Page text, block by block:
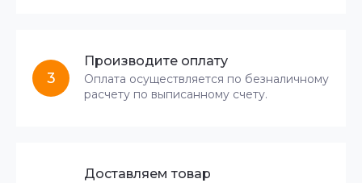
3
Производите оплату
Оплата осуществляется по безналичному
расчету по выписанному счету.
Доставляем товар